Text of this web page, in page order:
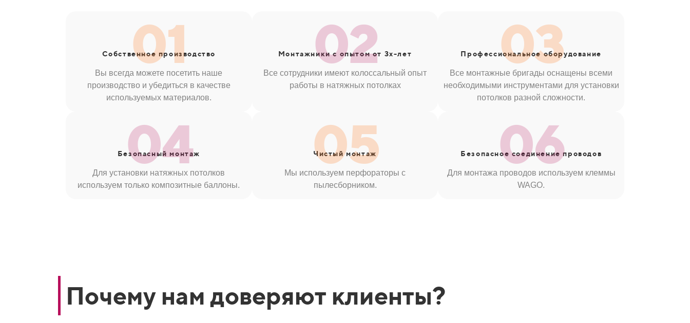
01
Собственное производство
Вы всегда можете посетить наше
производство и убедиться в качестве
используемых материалов.
02
Монтажники с опытом от 3х-лет
Все сотрудники имеют колоссальный опыт
работы в натяжных потолках
03
Профессиональное оборудование
Все монтажные бригады оснащены всеми
необходимыми инструментами для установки
потолков разной сложности.
04
Безопасный монтаж
Для установки натяжных потолков
используем только композитные баллоны.
05
Чистый монтаж
Мы используем перфораторы с
пылесборником.
06
Безопасное соединение проводов
Для монтажа проводов используем клеммы
WAGO.
Почему нам доверяют клиенты?